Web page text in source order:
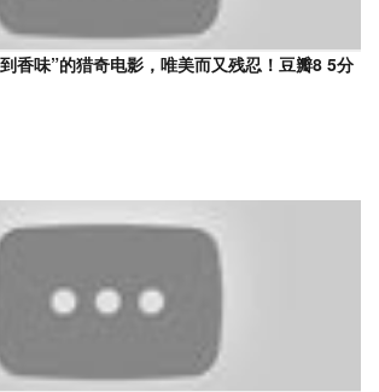
到香味”的猎奇电影，唯美而又残忍！豆瓣8 5分